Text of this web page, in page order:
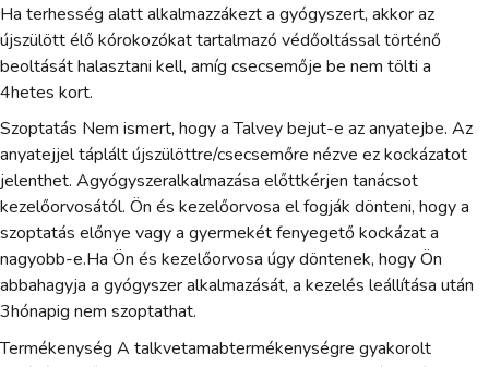
Ha terhesség alatt alkalmazzákezt a gyógyszert, akkor az
újszülött élő kórokozókat tartalmazó védőoltással történő
beoltását halasztani kell, amíg csecsemője be nem tölti a
4hetes kort.
Szoptatás Nem ismert, hogy a Talvey bejut-e az anyatejbe. Az
anyatejjel táplált újszülöttre/csecsemőre nézve ez kockázatot
jelenthet. Agyógyszeralkalmazása előttkérjen tanácsot
kezelőorvosától. Ön és kezelőorvosa el fogják dönteni, hogy a
szoptatás előnye vagy a gyermekét fenyegető kockázat a
nagyobb-e.Ha Ön és kezelőorvosa úgy döntenek, hogy Ön
abbahagyja a gyógyszer alkalmazását, a kezelés leállítása után
3hónapig nem szoptathat.
Termékenység A talkvetamabtermékenységre gyakorolt